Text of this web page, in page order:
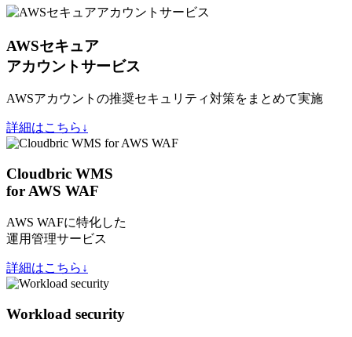
AWSセキュア
アカウントサービス
AWSアカウントの推奨セキュリティ対策をまとめて実施
詳細はこちら↓
Cloudbric WMS
for AWS WAF
AWS WAFに特化した
運用管理サービス
詳細はこちら↓
Workload security